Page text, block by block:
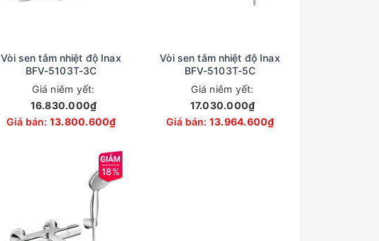
Vòi sen tắm nhiệt độ Inax
BFV-5103T-3C
Giá niêm yết:
16.830.000₫
Giá bán: 13.800.600₫
Vòi sen tắm nhiệt độ Inax
BFV-5103T-5C
Giá niêm yết:
17.030.000₫
Giá bán: 13.964.600₫
18%